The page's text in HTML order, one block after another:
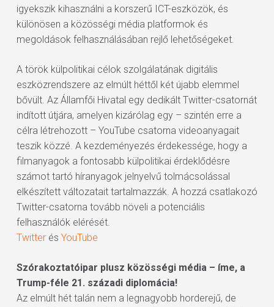
igyekszik kihasználni a korszerű ICT-eszközök, és
különösen a közösségi média platformok és
megoldások felhasználásában rejlő lehetőségeket.
A török külpolitikai célok szolgálatának digitális
eszközrendszere az elmúlt héttől két újabb elemmel
bővült. Az Államfői Hivatal egy dedikált Twitter-csatornát
indított útjára, amelyen kizárólag egy – szintén erre a
célra létrehozott – YouTube csatorna videoanyagait
teszik közzé. A kezdeményezés érdekessége, hogy a
filmanyagok a fontosabb külpolitikai érdeklődésre
számot tartó híranyagok jelnyelvű tolmácsolással
elkészített változatait tartalmazzák. A hozzá csatlakozó
Twitter-csatorna tovább növeli a potenciális
felhasználók elérését.
Twitterés YouTube
Szórakoztatóipar plusz közösségi média – íme, a
Trump-féle 21. századi diplomácia!
Az elmúlt hét talán nem a legnagyobb horderejű, de